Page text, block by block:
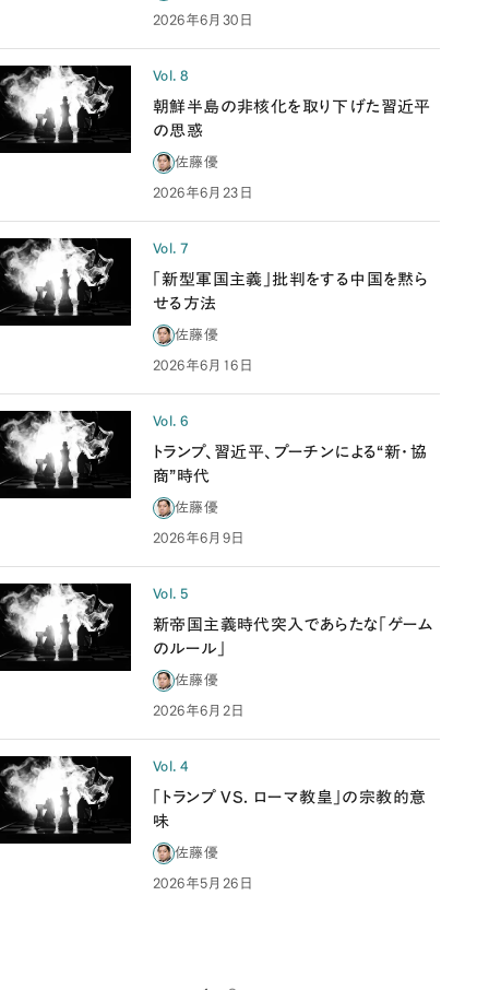
2026年6月30日
Vol. 8
朝鮮半島の非核化を取り下げた習近平
の思惑
佐藤優
2026年6月23日
Vol. 7
「新型軍国主義」批判をする中国を黙ら
せる方法
佐藤優
2026年6月16日
Vol. 6
トランプ、習近平、プーチンによる“新・協
商”時代
佐藤優
2026年6月9日
Vol. 5
新帝国主義時代突入であらたな「ゲーム
のルール」
佐藤優
2026年6月2日
Vol. 4
「トランプ VS. ローマ教皇」の宗教的意
味
佐藤優
2026年5月26日